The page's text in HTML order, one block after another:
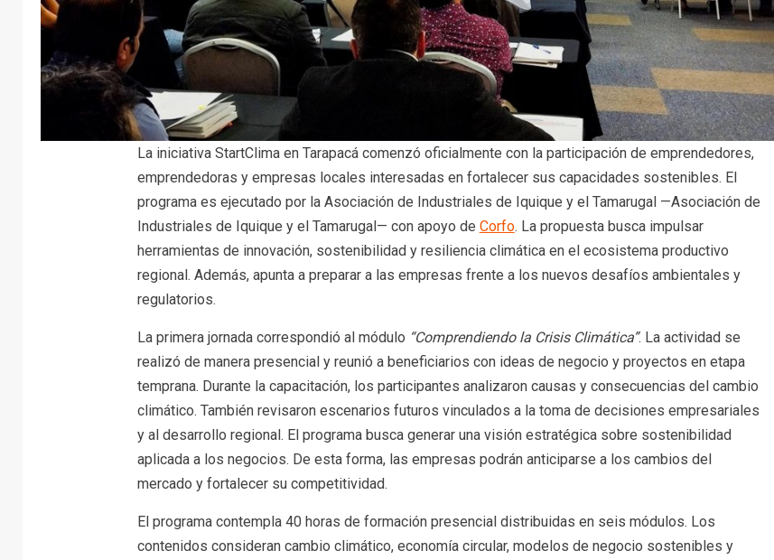
La iniciativa StartClima en Tarapacá comenzó oficialmente con la participación de emprendedores,
emprendedoras y empresas locales interesadas en fortalecer sus capacidades sostenibles. El
programa es ejecutado por la Asociación de Industriales de Iquique y el Tamarugal —Asociación de
Industriales de Iquique y el Tamarugal— con apoyo de Corfo. La propuesta busca impulsar
herramientas de innovación, sostenibilidad y resiliencia climática en el ecosistema productivo
regional. Además, apunta a preparar a las empresas frente a los nuevos desafíos ambientales y
regulatorios.
La primera jornada correspondió al módulo “Comprendiendo la Crisis Climática”. La actividad se
realizó de manera presencial y reunió a beneficiarios con ideas de negocio y proyectos en etapa
temprana. Durante la capacitación, los participantes analizaron causas y consecuencias del cambio
climático. También revisaron escenarios futuros vinculados a la toma de decisiones empresariales
y al desarrollo regional. El programa busca generar una visión estratégica sobre sostenibilidad
aplicada a los negocios. De esta forma, las empresas podrán anticiparse a los cambios del
mercado y fortalecer su competitividad.
El programa contempla 40 horas de formación presencial distribuidas en seis módulos. Los
contenidos consideran cambio climático, economía circular, modelos de negocio sostenibles y